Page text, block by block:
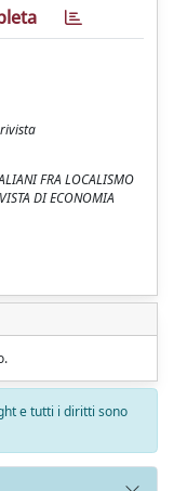
FRA LOCALISMO
DI ECONOMIA
e tutti i diritti sono